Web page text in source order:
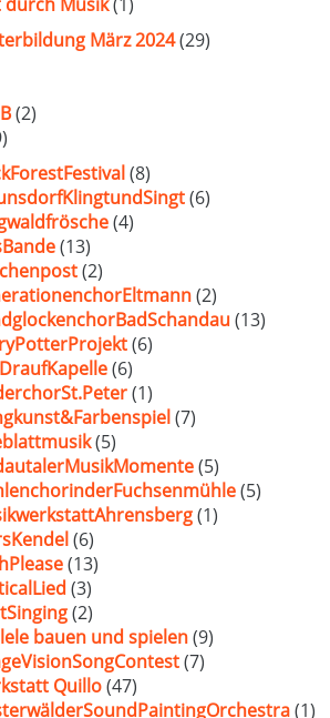
März 2024(29)
(2)
(8)
(6)
(4)
(13)
(2)
(2)
(13)
(6)
(6)
(1)
(7)
(5)
(5)
(5)
(1)
(6)
(13)
(3)
(2)
bauen und spielen(9)
(7)
Quillo(47)
(1)